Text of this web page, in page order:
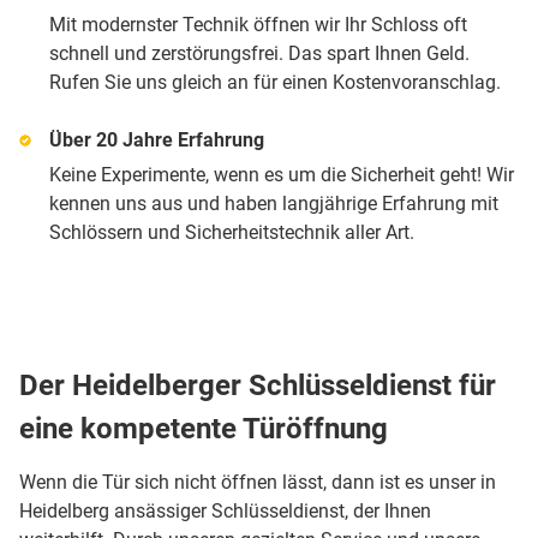
Mit modernster Technik öffnen wir Ihr Schloss oft
schnell und zerstörungsfrei. Das spart Ihnen Geld.
Rufen Sie uns gleich an für einen Kostenvoranschlag.
Über 20 Jahre Erfahrung
Keine Experimente, wenn es um die Sicherheit geht! Wir
kennen uns aus und haben langjährige Erfahrung mit
Schlössern und Sicherheitstechnik aller Art.
Der Heidelberger Schlüsseldienst für
eine kompetente Türöffnung
Wenn die Tür sich nicht öffnen lässt, dann ist es unser in
Heidelberg ansässiger Schlüsseldienst, der Ihnen